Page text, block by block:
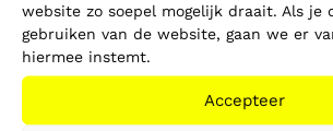
website zo soepel mogelijk draait. Als je
gebruiken van de website, gaan we er
hiermee instemt.
Accepteer
€95,00
Oorspronkelijke
prijs
was:
€ 95,00.
€39,99
Huidige
prijs
is:
€ 39,99.
€90,00
prijs
€ 90,00.
€ 45,00
Huidige
prijs
€ 45,00.
-67%